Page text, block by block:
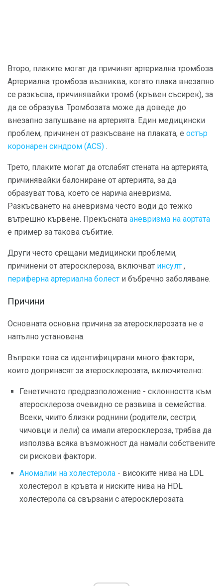
Второ, плаките могат да причинят артериална тромбоза.
Артериална тромбоза възниква, когато плака внезапно
се разкъсва, причинявайки тромб (кръвен съсирек), за
да се образува. Тромбозата може да доведе до
внезапно запушване на артерията. Един медицински
проблем, причинен от разкъсване на плаката, е остър
коронарен синдром (ACS) .
Трето, плаките могат да отслабят стената на артерията,
причинявайки балониране от артерията, за да
образуват това, което се нарича аневризма.
Разкъсването на аневризма често води до тежко
вътрешно кървене. Прекъсната аневризма на аортата
е пример за такова събитие.
Други често срещани медицински проблеми,
причинени от атеросклероза, включват инсулт ,
периферна артериална болест и бъбречно заболяване.
Причини
Основната основна причина за атеросклерозата не е
напълно установена.
Въпреки това са идентифицирани много фактори,
които допринасят за атеросклерозата, включително:
Генетичното предразположение - склонността към
атеросклероза очевидно се развива в семейства.
Всеки, чиито близки роднини (родители, сестри,
чичовци и лели) са имали атеросклероза, трябва да
използва всяка възможност да намали собствените
си рискови фактори.
Аномалии на холестерола - високите нива на LDL
холестерол в кръвта и ниските нива на HDL
холестерола са свързани с атеросклерозата.